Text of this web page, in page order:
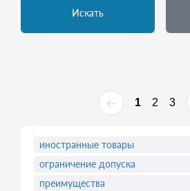
Искать
1 2 3
иностранные товары
ограничение допуска
преимущества